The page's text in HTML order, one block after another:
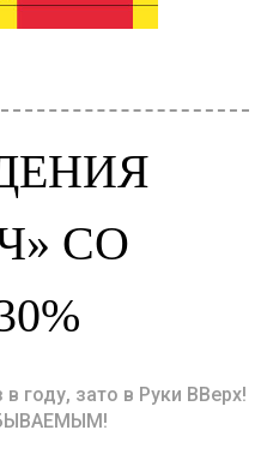
СО
году, зато в Руки ВВерх!